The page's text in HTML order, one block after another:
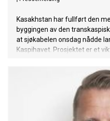
Kasakhstan har fullført den
byggingen av den
at sjøkabelen onsdag nådde
Kaspihavet. Prosjektet er et